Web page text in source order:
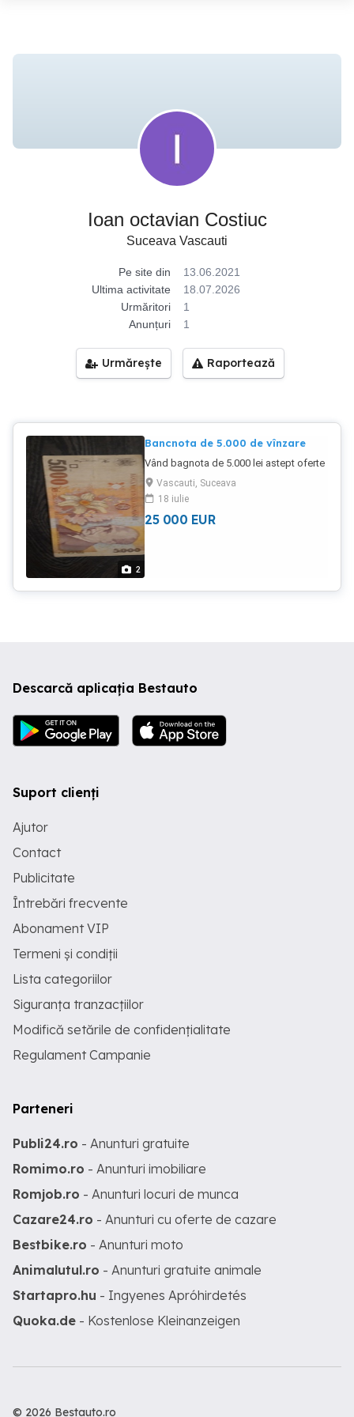
Ioan octavian Costiuc
Suceava Vascauti
Pe site din
13.06.2021
Ultima activitate
18.07.2026
Urmăritori
1
Anunțuri
1
Urmărește Raportează
2
Bancnota de 5.000 de vînzare
Vând bagnota de 5.000 lei astept oferte
Vascauti, Suceava
18 iulie
25 000 EUR
Descarcă aplicația Bestauto
Suport clienți
Ajutor
Contact
Publicitate
Întrebări frecvente
Abonament VIP
Termeni și condiții
Lista categoriilor
Siguranța tranzacțiilor
Modifică setările de confidențialitate
Regulament Campanie
Parteneri
Publi24.ro - Anunturi gratuite
Romimo.ro - Anunturi imobiliare
Romjob.ro - Anunturi locuri de munca
Cazare24.ro - Anunturi cu oferte de cazare
Bestbike.ro - Anunturi moto
Animalutul.ro - Anunturi gratuite animale
Startapro.hu - Ingyenes Apróhirdetés
Quoka.de - Kostenlose Kleinanzeigen
© 2026 Bestauto.ro